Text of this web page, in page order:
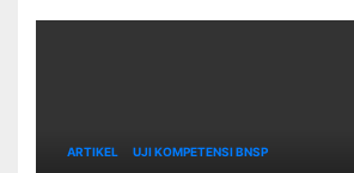
ARTIKEL UJI KOMPETENSI BNSP